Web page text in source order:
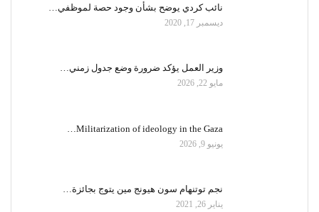
نائب كردي يوضح بشأن وجود حصة لموظفي…
ديسمبر 17, 2020
وزير العمل يؤكد ضرورة وضع جدول زمني…
مايو 22, 2026
Militarization of ideology in the Gaza…
يونيو 9, 2026
نجم توتنهام سون هيونج مين يتوج بجائزة…
يناير 26, 2021